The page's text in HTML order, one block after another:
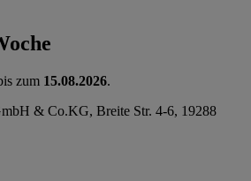
zum 15.08.2026.
& Co.KG, Breite Str. 4-6, 19288